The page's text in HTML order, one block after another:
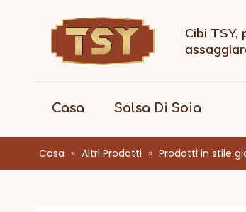
Cibi TSY,
Casa Salsa Di Soia
Casa » Altri Prodotti » Prodotti in stile